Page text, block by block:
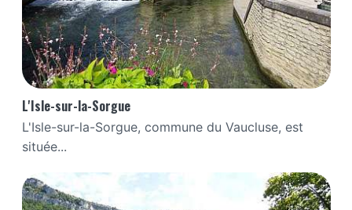
L'Isle-sur-la-Sorgue
L'Isle-sur-la-Sorgue, commune du Vaucluse, est
située...